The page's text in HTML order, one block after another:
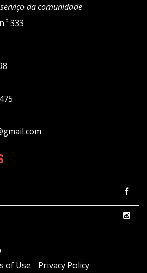
da comunidade
333
of Use
Privacy Policy